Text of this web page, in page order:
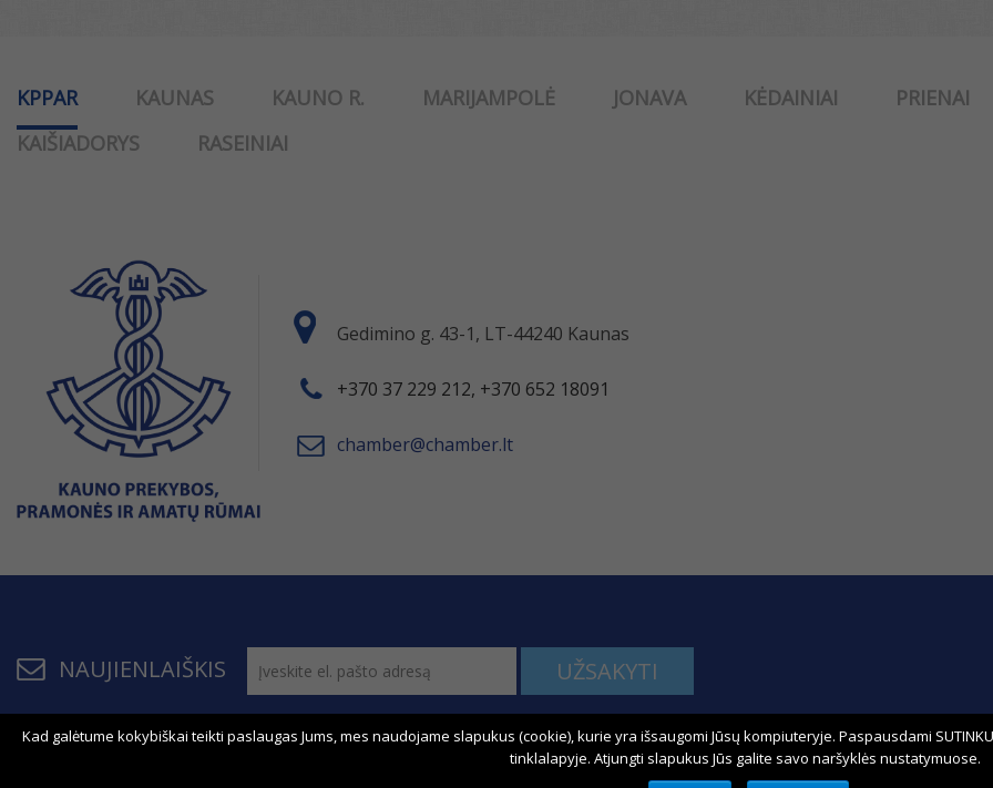
KPPAR KAUNAS KAUNO R. MARIJAMPOLĖ JONAVA KĖDAINIAI PRIENAI
KAIŠIADORYS
RASEINIAI
Gedimino g. 43-1, LT-44240 Kaunas
+370 37 229 212, +370 652 18091
chamber@chamber.lt
NAUJIENLAIŠKIS UŽSAKYTI
© 2011 - 2026, KPPAR . Visos teisės saugomos.
Bendraukime:
Kad galėtume kokybiškai teikti paslaugas Jums, mes naudojame slapukus (cookie), kurie yra išsaugomi Jūsų kompiuteryje. Paspausdami
tinklalapyje. Atjungti slapukus Jūs galite savo naršyklės nustatymuose.